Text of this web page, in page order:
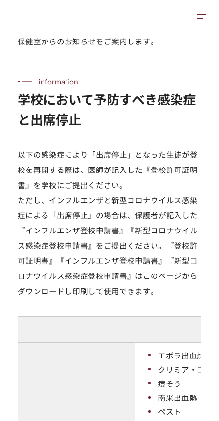
保健室からのお知らせをご案内します。
information
学校において予防すべき感染症
と出席停止
以下の感染症により「出席停止」となった生徒が登
校を再開する際は、医師が記入した『登校許可証明
書』を学校にご提出ください。
ただし、インフルエンザと新型コロナウイルス感染
症による「出席停止」の場合は、保護者が記入した
『インフルエンザ登校申請書』『新型コロナウイル
ス感染症登校申請書』をご提出ください。『登校許
可証明書』『インフルエンザ登校申請書』『新型コ
ロナウイルス感染症登校申請書』はこのページから
ダウンロードし印刷して使用できます。
エボラ出血熱
クリミア・コン
痘そう
南米出血熱
ペスト